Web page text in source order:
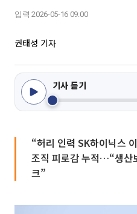
입력 2026-05-16 09:00
권태성 기자
기사 듣기
“허리 인력 SK하이닉스
조직 피로감 누적…“생산
크”